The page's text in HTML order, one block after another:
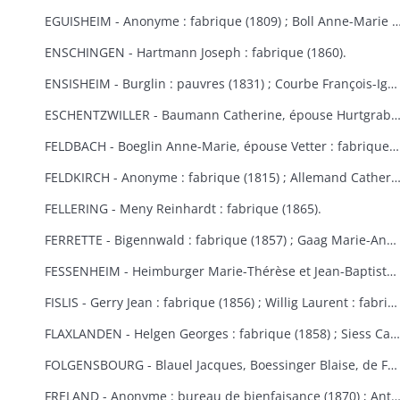
EGUISHEIM - Anonyme : fabrique (1809) ; Boll Anne-Marie : bureau de bienfaisance (1829) ; Brucker François Joseph : fabrique (1846) ; Burglin François Xavier : fabrique (1831) ; Hertzog, de Logelbach, Wehrlé Antoine : hospice (1863) ; Ludwig Jean : fabrique (1829) ; Meyer Véronique : fabrique (1809) ; Raffat Ignace : bureau de bienfaisance (fondation Boll, 1862) ; Schultz Anne-Marie : fabrique (1823) ; Strub Elisabeth : fabrique (1824).
ENSCHINGEN - Hartmann Joseph : fabrique (1860).
ENSISHEIM - Burglin : pauvres (1831) ; Courbe François-Ignace : pauvres (1834) ; Goeb Thérèse : fabrique (1870) ; Hobig Joseph, Roth Catherine : fabrique (1832) ; Kaistling Françoise : fabrique (1820) ; Krafft Charles : fabrique (1861) ; Mordilliat Marguerite : fabrique (1835) ; Mutz Anne-Marie : fabrique et pauvres (1833) ; Rumbach Catherine, épouse Schmitt : fabrique (1836) ; Zeller Thérèse : bureau de bienfaisance (1848).
ESCHENTZWILLER - Baumann Catherine, épouse Hurtgraber : fabrique (1849) ; Butsch Henri, Sibus Françoise : fabrique (1855) ; Ernst Jean-Baptiste : fabrique (1853) ; Jeltsch Pancrace : bureau de bienfaisance (1865) ; Rieter Jean-Baptiste : pauvres (1842) ; Wolff Agathe, épouse Reng : fabrique (1840).
FELDBACH - Boeglin Anne-Marie, épouse Vetter : fabrique et pauvres (1850-1853).
FELDKIRCH - Anonyme : fabrique (1815) ; Allemand Catherine : fabrique (1840) ; Friess Marie-Anne : fabrique de Bollwiller et Feldkirch (1825) (voir aussi Bollwiller) ; Geiller Apolline, épouse Riber : fabrique (1847) ; Neff Etienne, Michel Madeleine, épouse Martin, de Bollwiller : fabrique (1834) ; Pfulb François-Joseph : fabriques de Feldkirch et Bollwiller (1819) ; Pfulb Rémi, de Bollwiller : fabrique (1835-1846) ; épouse Pfulb Richard, Mayer Catherine, épouse Zagula, Strieh Elisabeth, épouse Fries : fabrique (1838) ; Strub Rémi, père, Durwell Jean-Adam : fabrique (1834) ; Willemann Marie-Anne, épouse Riber : fabrique (1839).
FELLERING - Meny Reinhardt : fabrique (1865).
FERRETTE - Bigennwald : fabrique (1857) ; Gaag Marie-Anne : bureau de bienfaisance et fabrique de Traubach-le-Haut (1869-1870) ; Gerbaulet Guillaume : bureau de bienfaisance et commune (1845-1858) ; Koechlin André : bureau de bienfaisance (1847) ; Schirmer, de Colmar : bureau de bienfaisance (1847).
FESSENHEIM - Heimburger Marie-Thérèse et Jean-Baptiste : fabrique (1862-1868) ; Schönauer Jacques : fabrique (1845).
FISLIS - Gerry Jean : fabrique (1856) ; Willig Laurent : fabrique (1853).
FLAXLANDEN - Helgen Georges : fabrique (1858) ; Siess Catherine, épouse Meyer : fabrique (1846) ; Steib Catherine, épouse Helgen : fabrique (1854) ; Steib Elisabeth, épouse Sies : fabrique (1851).
FOLGENSBOURG - Blauel Jacques, Boessinger Blaise, de Folgensbourg, Linder Anne-Marie, épouse Duringer, Moser, de Hagenthal-le-Haut, Runser Jacques, Runser Simon, héritiers Studer Philippe, Thannberger de Blotzheim : fabrique (1834-1839) ; Wicky Marie-Anne : commune (1865).
FRELAND - Anonyme : bureau de bienfaisance (1870) ; Antoine Jean-Nicolas : bureau de bienfaisance (1862) ; Bertrand Catherine : commune, fabrique et école (1823) ; Bertrand Marie-Catherine : fabrique (1853) ; Herqué Antoine : bureau de bienfaisance (1856).